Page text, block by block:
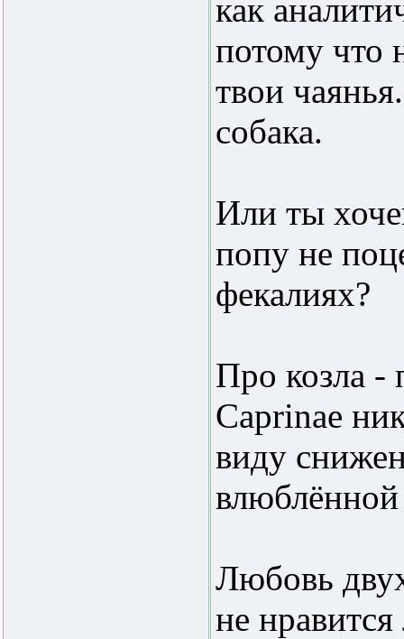
как
потому что
твои
собака.
Или ты
попу не
фекалиях?
Про козла -
Caprinae
виду
Любовь
не